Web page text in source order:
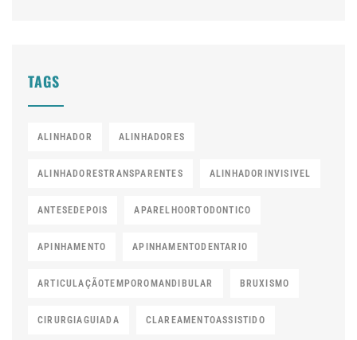
TAGS
ALINHADOR ALINHADORES
ALINHADORESTRANSPARENTES ALINHADORINVISIVEL
ANTESEDEPOIS APARELHOORTODONTICO
APINHAMENTO APINHAMENTODENTARIO
ARTICULAÇÃOTEMPOROMANDIBULAR BRUXISMO
CIRURGIAGUIADA CLAREAMENTOASSISTIDO